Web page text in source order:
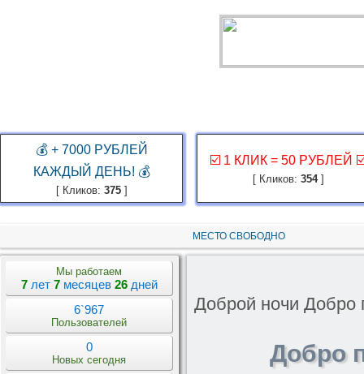
💰 + 7000 РУБЛЕЙ
КАЖДЫЙ ДЕНЬ! 💰
[ Кликов: 375]
☑️ 1 КЛИК = 50 РУБЛЕЙ
[ Кликов: 354]
МЕСТО СВОБОДНО
Мы работаем
7лет 7месяцев 26дней
6`967
Пользователей
0
Новых сегодня
Доброй ночи Добро
Добро